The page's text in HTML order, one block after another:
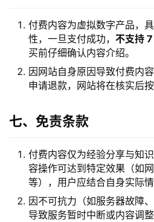
付费内容为虚拟数字产品，
性，一旦支付成功， 不支持
买前仔细确认内容介绍。
因网站自身原因导致付费内
申请退款，网站将在核实后
七、免责条款
付费内容仅为经验分享与知
容操作可达到特定效果（如
等），用户应结合自身实际情
因不可抗力（如服务器故障
导致服务暂时中断或内容调